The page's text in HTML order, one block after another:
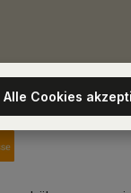
Alle Cookies